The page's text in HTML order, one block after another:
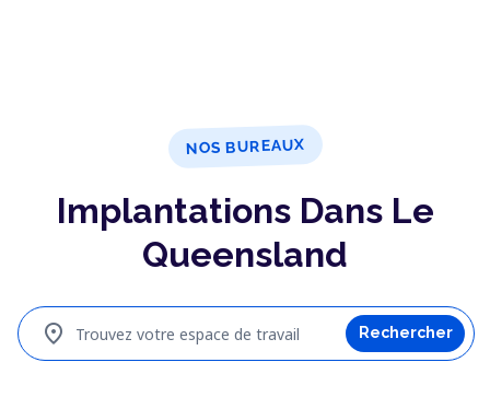
NOS BUREAUX
Implantations Dans Le
Queensland
Trouvez votre espace de travail
location_on Rechercher